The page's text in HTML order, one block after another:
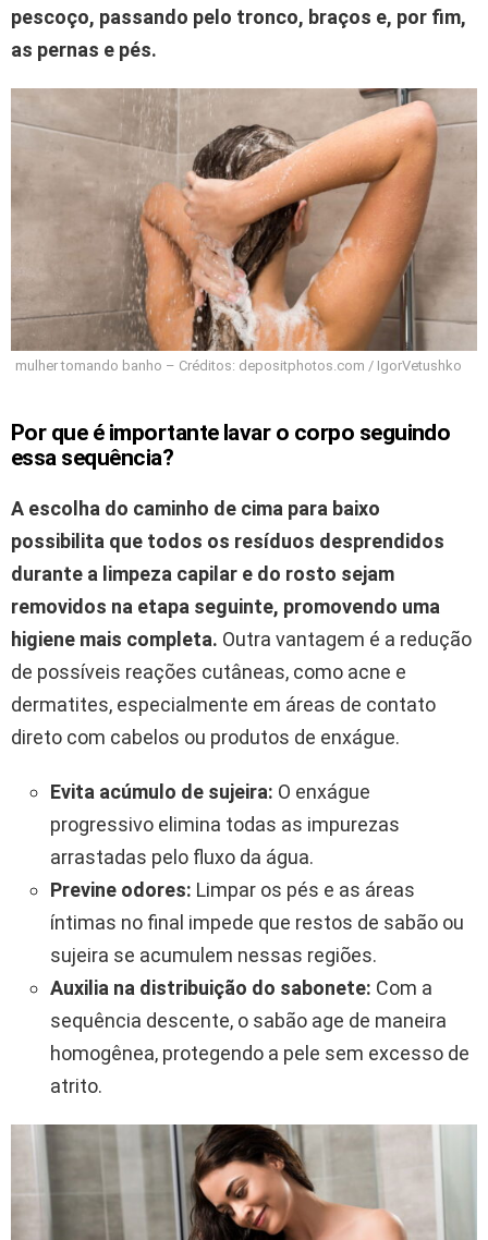
pescoço, passando pelo tronco, braços e, por fim,
as pernas e pés.
mulher tomando banho – Créditos: depositphotos.com / IgorVetushko
Por que é importante lavar o corpo seguindo
essa sequência?
A escolha do caminho de cima para baixo
possibilita que todos os resíduos desprendidos
durante a limpeza capilar e do rosto sejam
removidos na etapa seguinte, promovendo uma
higiene mais completa. Outra vantagem é a redução
de possíveis reações cutâneas, como acne e
dermatites, especialmente em áreas de contato
direto com cabelos ou produtos de enxágue.
Evita acúmulo de sujeira: O enxágue
progressivo elimina todas as impurezas
arrastadas pelo fluxo da água.
Previne odores: Limpar os pés e as áreas
íntimas no final impede que restos de sabão ou
sujeira se acumulem nessas regiões.
Auxilia na distribuição do sabonete: Com a
sequência descente, o sabão age de maneira
homogênea, protegendo a pele sem excesso de
atrito.